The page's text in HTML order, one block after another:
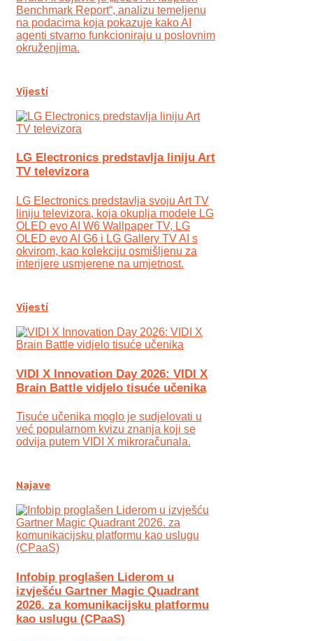
Benchmark Report“, analizu temeljenu
na podacima koja pokazuje kako AI
agenti stvarno funkcioniraju u poslovnim
okruženjima.
Vijesti
LG Electronics predstavlja liniju Art
TV televizora
LG Electronics predstavlja svoju Art TV
liniju televizora, koja okuplja modele LG
OLED evo AI W6 Wallpaper TV, LG
OLED evo AI G6 i LG Gallery TV AI s
okvirom, kao kolekciju osmišljenu za
interijere usmjerene na umjetnost.
Vijesti
VIDI X Innovation Day 2026: VIDI X
Brain Battle vidjelo tisuće učenika
Tisuće učenika moglo je sudjelovati u
već popularnom kvizu znanja koji se
odvija putem VIDI X mikroračunala.
Najave
Infobip proglašen Liderom u
izvješću Gartner Magic Quadrant
2026. za komunikacijsku platformu
kao uslugu (CPaaS)